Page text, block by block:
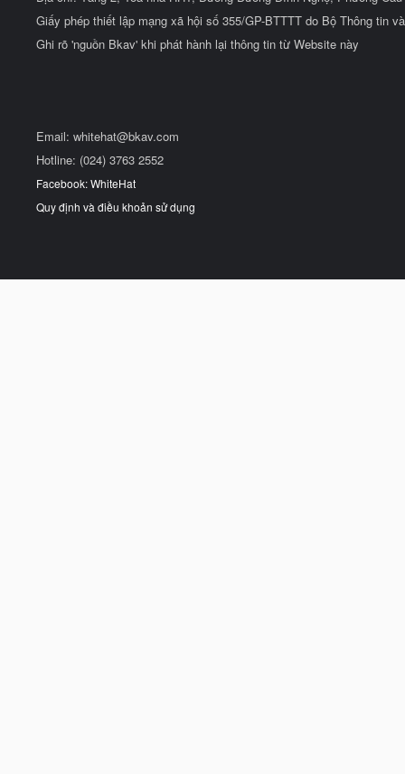
Giấy phép thiết lập mạng xã hội số 355/GP-BTTTT do Bộ Thông tin
Ghi rõ 'nguồn Bkav' khi phát hành lại thông tin từ Website này
Email: whitehat@bkav.com
Hotline: (024) 3763 2552
Facebook: WhiteHat
Quy định và điều khoản sử dụng